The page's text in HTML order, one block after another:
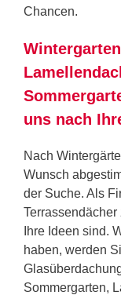
Chancen.
uns nach
Nach
Wunsch
der Suche. Als
Ihre Ideen sind.
haben, werden
Sommergarten,